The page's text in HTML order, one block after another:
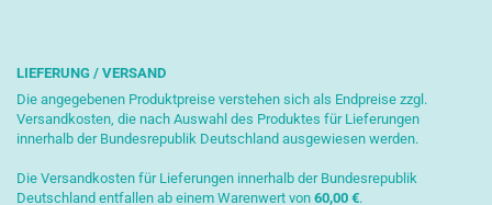
LIEFERUNG / VERSAND
Die angegebenen Produktpreise verstehen sich als Endpreise zzgl.
Versandkosten, die nach Auswahl des Produktes für Lieferungen
innerhalb der Bundesrepublik Deutschland ausgewiesen werden.
Die Versandkosten für Lieferungen innerhalb der Bundesrepublik
Deutschland entfallen ab einem Warenwert von 60,00 €.